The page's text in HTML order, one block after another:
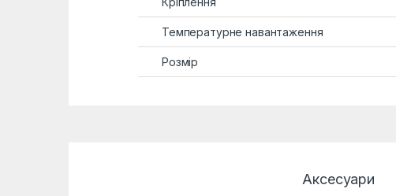
Температурне навантаження
Розмір
Аксесуари